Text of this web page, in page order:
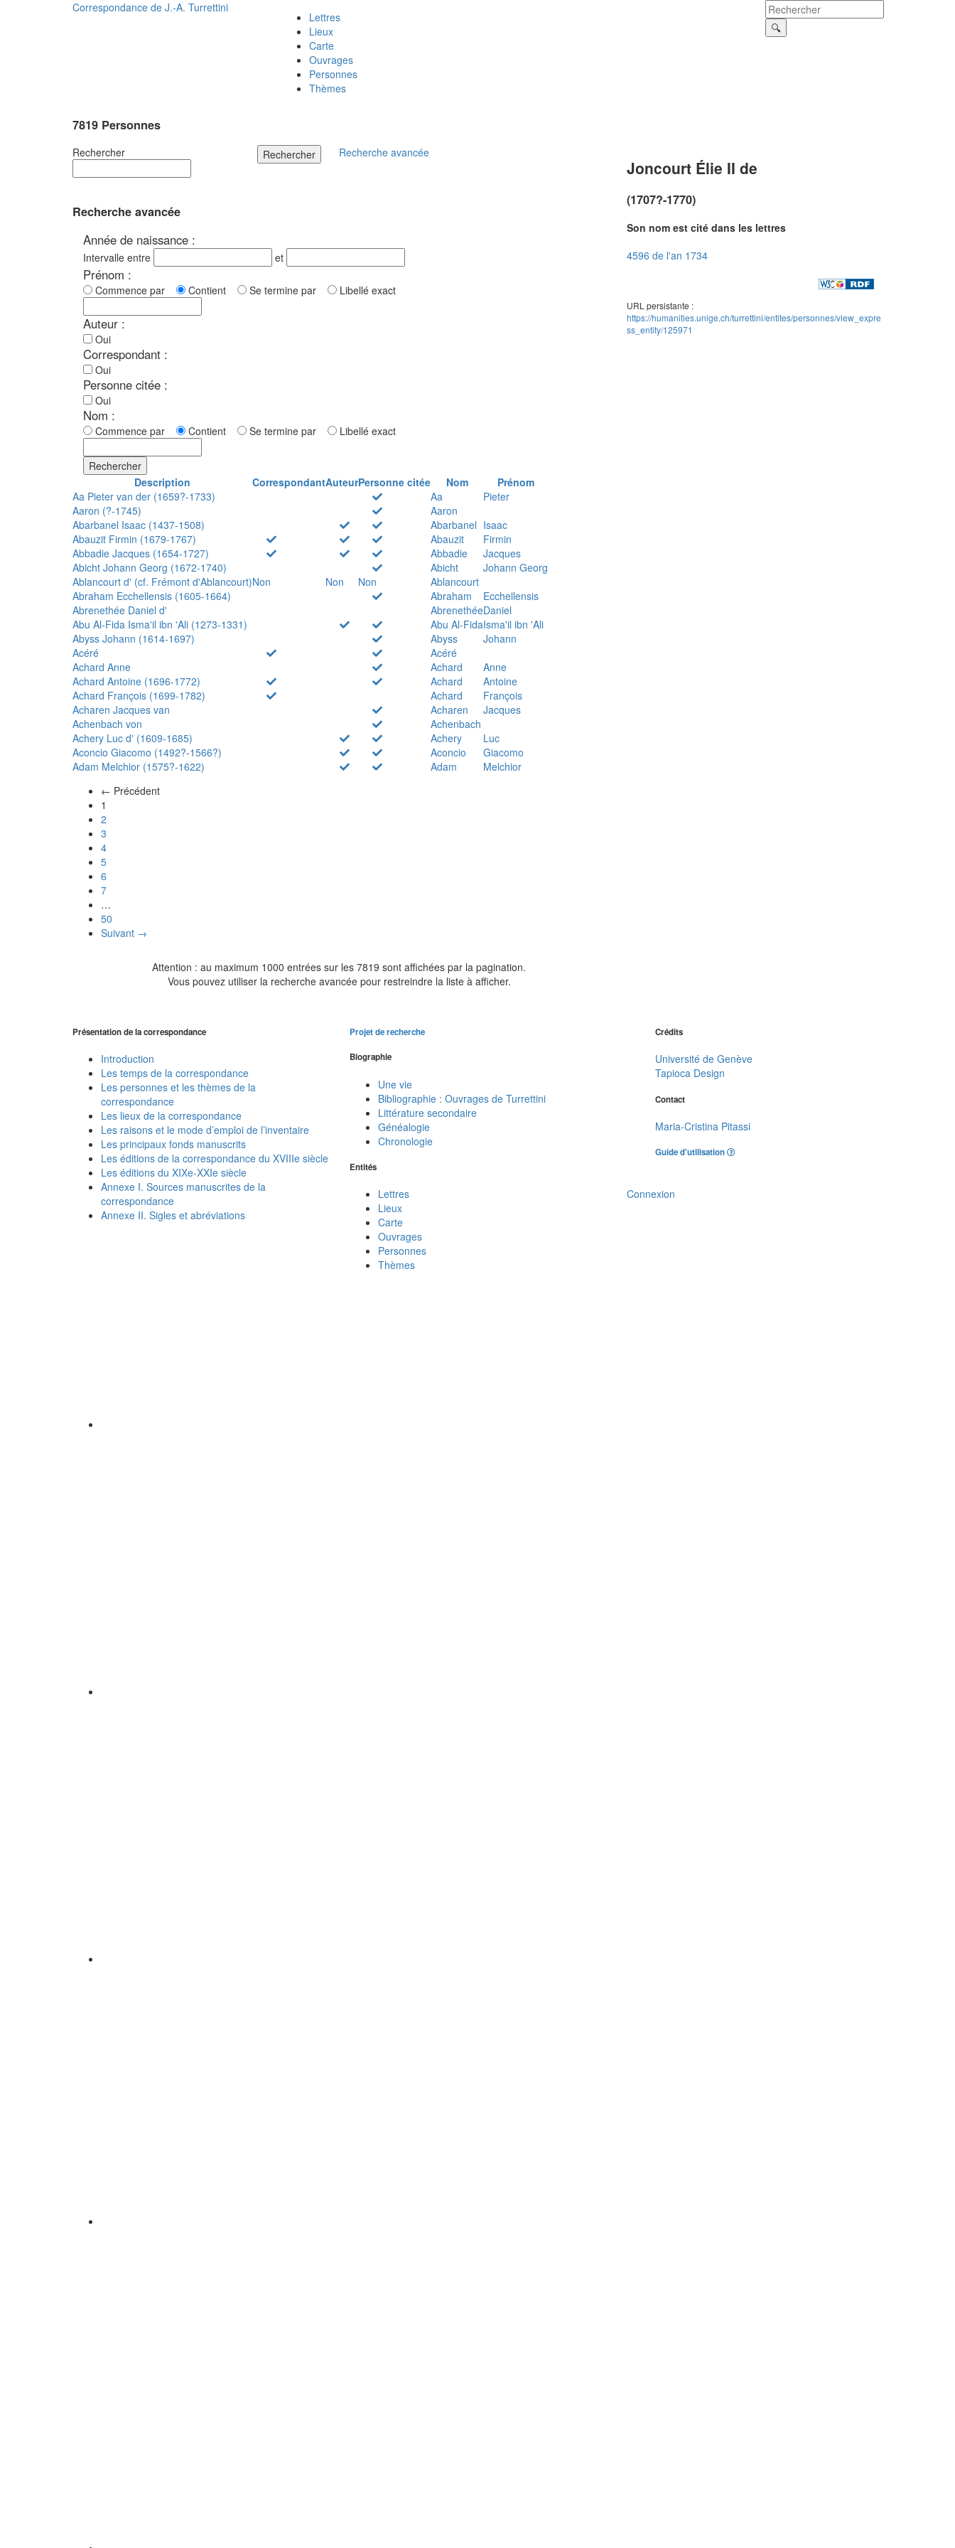
Correspondance de J.-A. Turrettini
Lettres
Lieux
Carte
Ouvrages
Personnes
Thèmes
7819 Personnes
Rechercher Rechercher Recherche avancée
Recherche avancée
Année de naissance :
Intervalle entre et
Prénom :
Commence par Contient Se termine par Libellé exact
Auteur :
Oui
Correspondant :
Oui
Personne citée :
Oui
Nom :
Commence par Contient Se termine par Libellé exact
Rechercher
Description
CorrespondantAuteurPersonne citée Nom
Prénom
Aa Pieter van der (1659?-1733)
Aa
Pieter
Aaron (?-1745)
Aaron
Abarbanel Isaac (1437-1508)
Abarbanel Isaac
Abauzit Firmin (1679-1767)
Abauzit
Firmin
Abbadie Jacques (1654-1727)
Abbadie
Jacques
Abicht Johann Georg (1672-1740)
Abicht
Johann Georg
Ablancourt d' (cf. Frémont d'Ablancourt)Non Non Non
Ablancourt
Abraham Ecchellensis (1605-1664)
Abraham
Ecchellensis
Abrenethée Daniel d'
AbrenethéeDaniel
Abu Al-Fida Isma'il ibn 'Ali (1273-1331)
Abu Al-FidaIsma'il ibn 'Ali
Abyss Johann (1614-1697)
Abyss
Johann
Acéré
Acéré
Achard Anne
Achard
Anne
Achard Antoine (1696-1772)
Achard
Antoine
Achard François (1699-1782)
Achard
François
Acharen Jacques van
Acharen
Jacques
Achenbach von
Achenbach
Achery Luc d' (1609-1685)
Achery
Luc
Aconcio Giacomo (1492?-1566?)
Aconcio
Giacomo
Adam Melchior (1575?-1622)
Adam
Melchior
← Précédent
1
2
3
4
5
6
7
…
50
Suivant →
Attention : au maximum 1000 entrées sur les 7819 sont affichées par la pagination.
Vous pouvez utiliser la recherche avancée pour restreindre la liste à afficher.
Joncourt Élie II de
(1707?-1770)
Son nom est cité dans les lettres
4596 de l'an 1734
URL persistante :
https://humanities.unige.ch/turrettini/entites/personnes/view_expre
ss_entity/125971
Présentation de la correspondance
Introduction
Les temps de la correspondance
Les personnes et les thèmes de la
correspondance
Les lieux de la correspondance
Les raisons et le mode d’emploi de l’inventaire
Les principaux fonds manuscrits
Les éditions de la correspondance du XVIIIe siècle
Les éditions du XIXe-XXIe siècle
Annexe I. Sources manuscrites de la
correspondance
Annexe II. Sigles et abréviations
Projet de recherche
Biographie
Une vie
Bibliographie : Ouvrages de Turrettini
Littérature secondaire
Généalogie
Chronologie
Entités
Lettres
Lieux
Carte
Ouvrages
Personnes
Thèmes
Crédits
Université de Genève
Tapioca Design
Contact
Maria-Cristina Pitassi
Guide d'utilisation
Connexion